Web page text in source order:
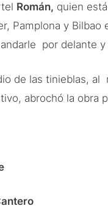
Román, quien
Pamplona y
por delante
de las tinieblas, al
abrochó la obra